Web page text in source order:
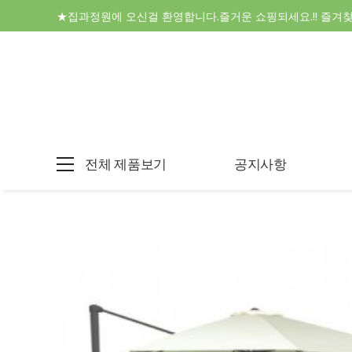
★집과정원에 오신걸 환영합니다.즐거운 쇼핑되세요.!! 즐겨
전체 제품보기 공지사항